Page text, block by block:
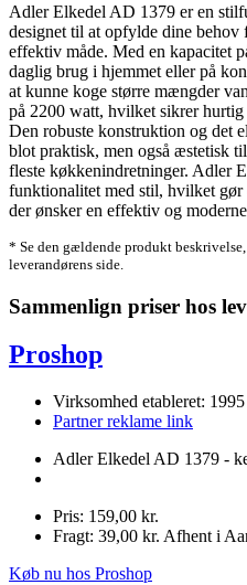
Adler Elkedel AD 1379 er en
designet til at opfylde dine behov
effektiv måde. Med en kapacitet
daglig brug i hjemmet eller på
at kunne koge større mængder
på 2200 watt, hvilket sikrer
Den robuste konstruktion og det
blot praktisk, men også æstetisk
fleste køkkenindretninger. Adler
funktionalitet med stil, hvilket
der ønsker en effektiv og
* Se den gældende produkt
leverandørens side.
Sammenlign priser hos
Proshop
Virksomhed etableret: 1995
Partner reklame link
Adler Elkedel AD 1379 -
Pris: 159,00 kr.
Fragt: 39,00 kr. Afhent i
Køb nu hos Proshop